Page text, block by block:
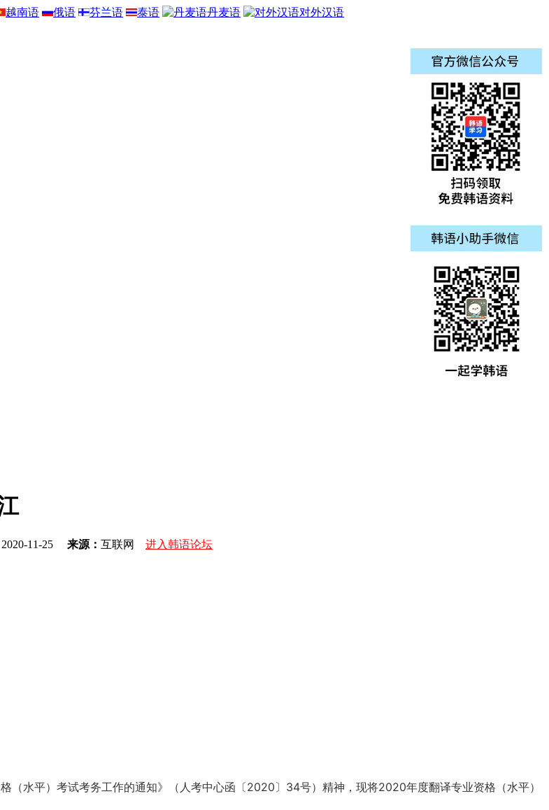
越南语 俄语 芬兰语 泰语 丹麦语 对外汉语
2020-11-25 来源： 互联网 进入韩语论坛
水平）考试考务工作的通知》（人考中心函〔2020〕34号）精神，现将2020年度翻译专业资格（水平）